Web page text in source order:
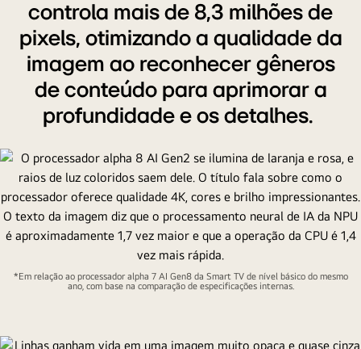
controla mais de 8,3 milhões de
pixels, otimizando a qualidade da
imagem ao reconhecer gêneros
de conteúdo para aprimorar a
profundidade e os detalhes.
*Em relação ao processador alpha 7 AI Gen8 da Smart TV de nível básico do mesmo
ano, com base na comparação de especificações internas.